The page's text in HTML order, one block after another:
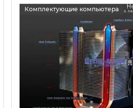
Комплектующие компьютера